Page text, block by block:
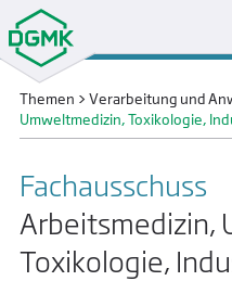
Themen > Verarbeitung und
Umweltmedizin, Toxikologie,
Fachausschuss
Arbeitsmedizin,
Toxikologie,